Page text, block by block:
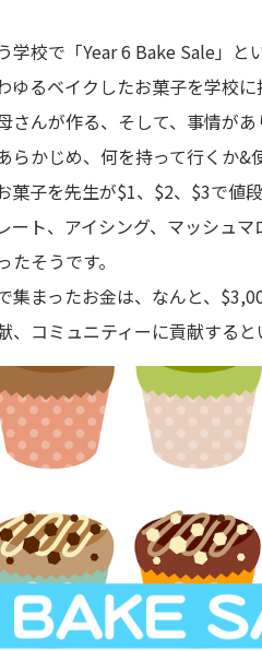
学校で「Year 6 Bake Sale」
ゆるベイクしたお菓子を学校
さんが作る、そして、事情が
らかじめ、何を持って行くか
菓子を先生が$1、$2、$3で値
ート、アイシング、マッシュ
そうです。
集まったお金は、なんと、
、コミュニティーに貢献する